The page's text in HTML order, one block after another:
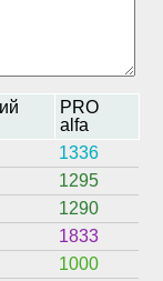
PRO
alfa
1336
1295
1290
1833
1000